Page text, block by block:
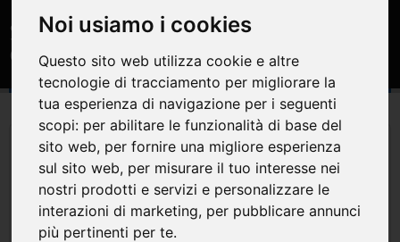
Noi usiamo i cookies
Questo sito web utilizza cookie e altre
tecnologie di tracciamento per migliorare la
tua esperienza di navigazione per i seguenti
scopi: per abilitare le funzionalità di base del
sito web, per fornire una migliore esperienza
sul sito web, per misurare il tuo interesse nei
nostri prodotti e servizi e personalizzare le
interazioni di marketing, per pubblicare annunci
più pertinenti per te.
SO.GE.di.CO. srl Impianti e Costruzioni
Generali